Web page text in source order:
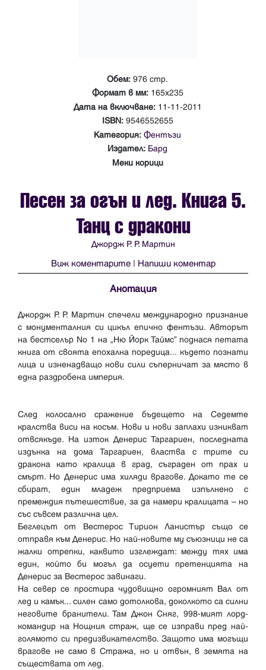
Обем: 976 стр.
Формат в мм: 165х235
Дата на включване: 11-11-2011
ISBN: 9546552655
Категория: Фентъзи
Издател: Бард
Меки корици
Песен за огън и лед. Книга 5.
Танц с дракони
Джордж Р. Р. Мартин
Виж коментарите | Напиши коментар
Анотация
Джордж Р. Р. Мартин спечели международно признание
с монументалния си цикъл епично фентъзи. Авторът
на бестселър No 1 на „Ню Йорк Таймс” поднася петата
книга от своята епохална поредица... където познати
лица и изненадващо нови сили съперничат за място в
една раздробена империя.
След колосално сражение бъдещето на Седемте
кралства виси на косъм. Нови и нови заплахи изникват
отвсякъде. На изток Денерис Таргариен, последната
издънка на дома Таргариен, властва с трите си
дракона като кралица в град, съграден от прах и
смърт. Но Денерис има хиляди врагове. Докато те се
сбират, един младеж предприема изпълнено с
премеждия пътешествие, за да намери кралицата – но
със съвсем различна цел.
Беглецът от Вестерос Тирион Ланистър също се
отправя към Денерис. Но най-новите му съюзници не са
жалки отрепки, каквито изглеждат: между тях има
един, който би могъл да осуети претенцията на
Денерис за Вестерос завинаги.
На север се простира чудовищно огромният Вал от
лед и камък... силен само дотолкова, доколкото са силни
неговите бранители. Там Джон Сняг, 998-мият лорд-
командир на Нощния страж, ще се изправи пред най-
голямото си предизвикателство. Защото има могъщи
врагове не само в Стража, но и отвън, в земята на
съществата от лед.